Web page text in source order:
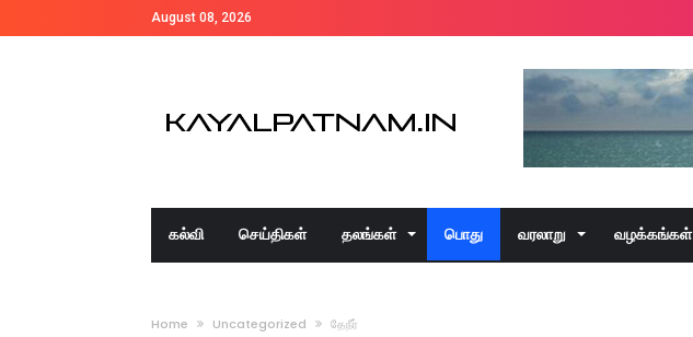
August 08, 2026
கல்வி செய்திகள் தலங்கள் பொது வரலாறு வழக்கங்கள்
Home Uncategorized தேநீர்